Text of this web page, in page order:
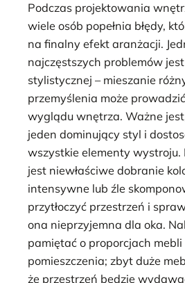
Podczas projektowania
wiele osób popełnia błędy,
na finalny efekt aranżacji.
najczęstszych problemów
stylistycznej – mieszanie
przemyślenia może
wyglądu wnętrza. Ważne
jeden dominujący styl i
wszystkie elementy wystroju.
jest niewłaściwe dobranie
intensywne lub źle
przytłoczyć przestrzeń i
ona nieprzyjemna dla oka.
pamiętać o proporcjach mebli
pomieszczenia; zbyt duże
że przestrzeń będzie